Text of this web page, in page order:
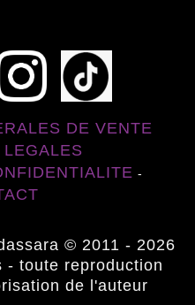
DE VENTE
-
© 2011 - 2026
- toute reproduction
de l'auteur